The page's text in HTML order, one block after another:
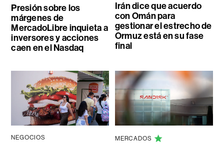
Presión sobre los
márgenes de
MercadoLibre inquieta a
inversores y acciones
caen en el Nasdaq
Irán dice que acuerdo
con Omán para
gestionar el estrecho de
Ormuz está en su fase
final
NEGOCIOS MERCADOS